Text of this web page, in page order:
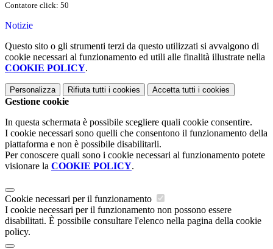
Contatore click: 50
Notizie
Questo sito o gli strumenti terzi da questo utilizzati si avvalgono di
cookie necessari al funzionamento ed utili alle finalità illustrate nella
COOKIE POLICY.
Personalizza Rifiuta tutti i cookies Accetta tutti i cookies
Gestione cookie
In questa schermata è possibile scegliere quali cookie consentire.
I cookie necessari sono quelli che consentono il funzionamento della
piattaforma e non è possibile disabilitarli.
Per conoscere quali sono i cookie necessari al funzionamento potete
visionare la COOKIE POLICY.
Cookie necessari per il funzionamento
I cookie necessari per il funzionamento non possono essere
disabilitati. È possibile consultare l'elenco nella pagina della cookie
policy.